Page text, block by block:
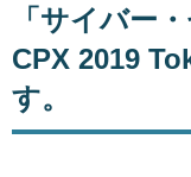
「サイバー
CPX 2019
す。